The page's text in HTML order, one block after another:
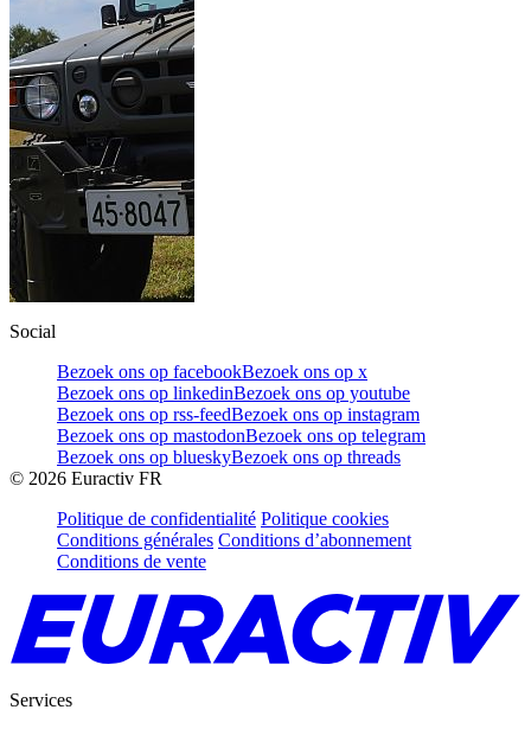
Social
Bezoek ons op facebookBezoek ons op x
Bezoek ons op linkedinBezoek ons op youtube
Bezoek ons op rss-feedBezoek ons op instagram
Bezoek ons op mastodonBezoek ons op telegram
Bezoek ons op blueskyBezoek ons op threads
© 2026 Euractiv FR
Politique de confidentialité Politique cookies
Conditions générales Conditions d’abonnement
Conditions de vente
Services